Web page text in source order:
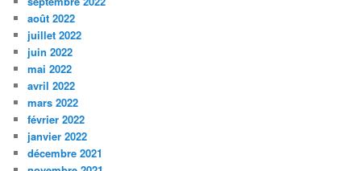
août 2022
juillet 2022
juin 2022
mai 2022
avril 2022
mars 2022
février 2022
janvier 2022
décembre 2021